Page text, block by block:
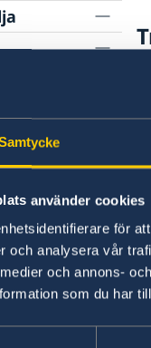
använder cookies
för
och analysera vår
och annons-
som du har
utomlands